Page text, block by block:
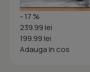
- 17 %
239.99 lei
199.99 lei
Adauga in cos